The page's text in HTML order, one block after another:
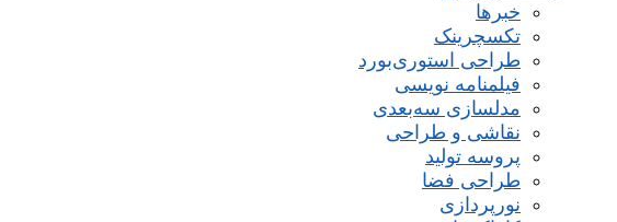
خبرها
تکسچرینک
طراحی استوری‌بورد
فیلمنامه نویسی
مدلسازی سه‌بعدی
نقاشی و طراحی
پروسه تولید
طراحی فضا
نورپردازی